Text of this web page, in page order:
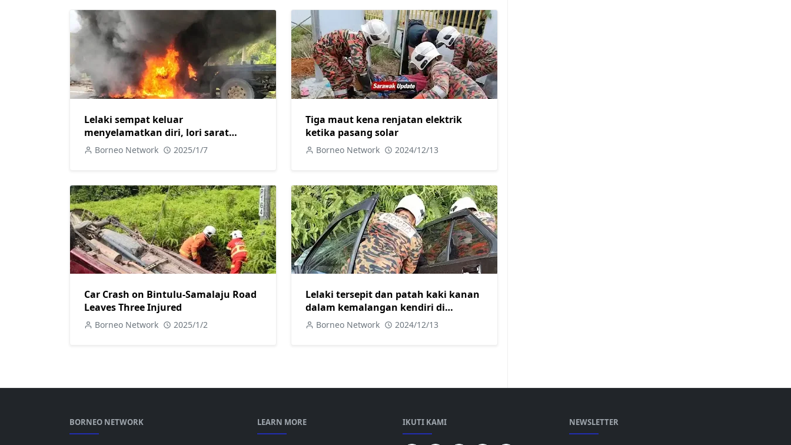
Lelaki sempat keluar
menyelamatkan diri, lori sarat
muatan sawit yang dipandu tiba-tiba
terbakar
Borneo Network 2025/1/7
Tiga maut kena renjatan elektrik
ketika pasang solar
Borneo Network 2024/12/13
Car Crash on Bintulu-Samalaju Road
Leaves Three Injured
Borneo Network 2025/1/2
Lelaki tersepit dan patah kaki kanan
dalam kemalangan kendiri di
Simpang Bukit Saban
Borneo Network 2024/12/13
BORNEO NETWORK LEARN MORE IKUTI KAMI NEWSLETTER